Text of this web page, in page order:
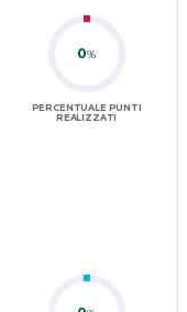
0%
PERCENTUALE PUNTI
REALIZZATI